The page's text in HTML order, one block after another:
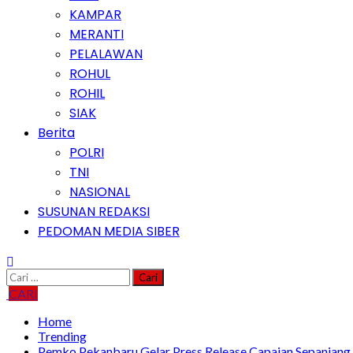
KAMPAR
MERANTI
PELALAWAN
ROHUL
ROHIL
SIAK
Berita
POLRI
TNI
NASIONAL
SUSUNAN REDAKSI
PEDOMAN MEDIA SIBER
Cari
untuk:
CARI
Home
Trending